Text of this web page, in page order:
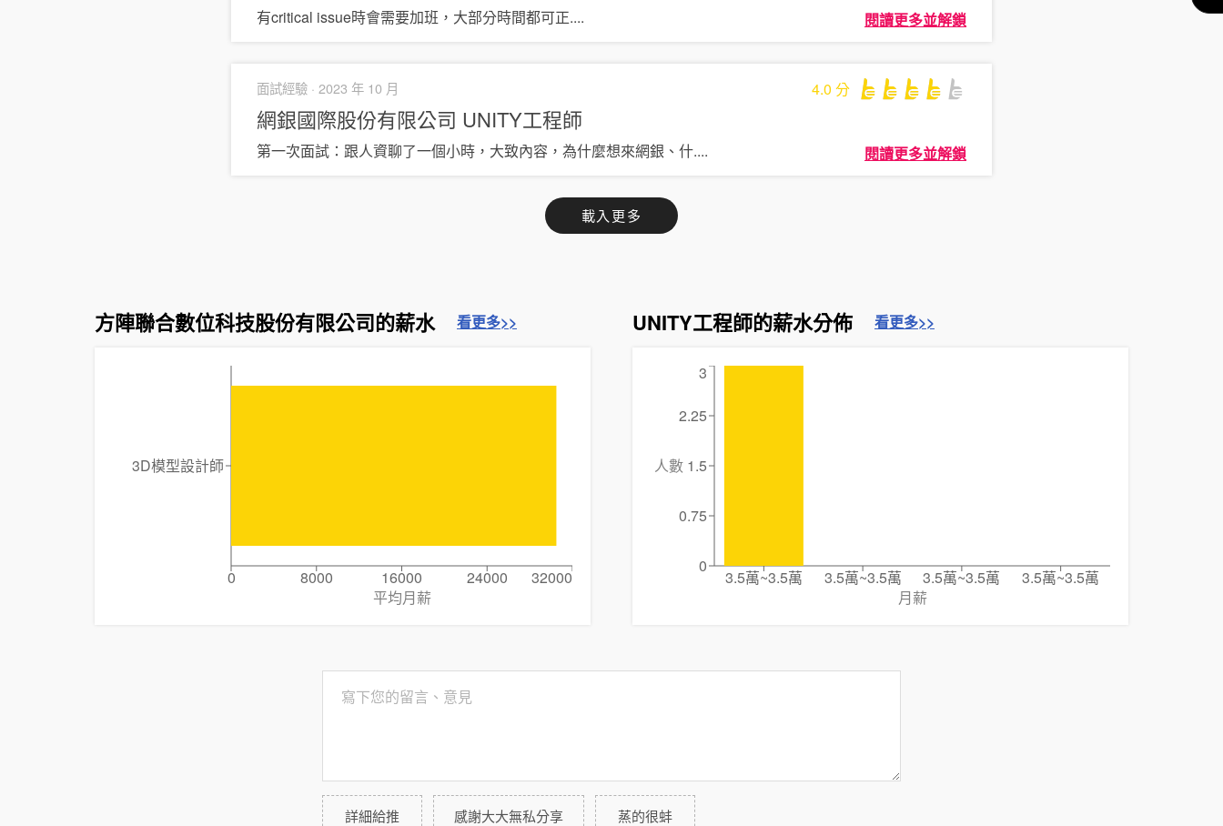
有critical issue時會需要加班，大部分時間都可正.... 閱讀更多並解鎖
面試經驗 · 2023 年 10 月 4.0 分
網銀國際股份有限公司 UNITY工程師
第一次面試：跟人資聊了一個小時，大致內容，為什麼想來網銀、什.... 閱讀更多並解鎖
載入更多
方陣聯合數位科技股份有限公司的薪水 看更多>>
0 8000 16000 24000
32000
平均月薪
3D模型設計師
UNITY工程師的薪水分佈 看更多>>
3.5萬~3.5萬 3.5萬~3.5萬 3.5萬~3.5萬
3.5萬~3.5萬
月薪
0
0.75
1.5
2.25
3
人數
詳細給推 感謝大大無私分享 蒸的很蚌